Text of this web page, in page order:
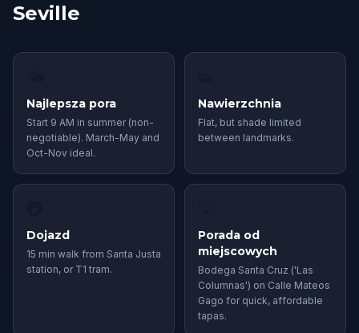
Seville
Najlepsza pora
Start 9 AM in summer (non-
negotiable). March-May and
Oct-Nov ideal.
Nawierzchnia
Flat, but shade limited
between landmarks.
Dojazd
15 min walk from Santa Justa
station, or T1 tram.
Porada od
miejscowych
Bodega Santa Cruz ('Las
Columnas') on Calle Mateos
Gago for quick, affordable
tapas.